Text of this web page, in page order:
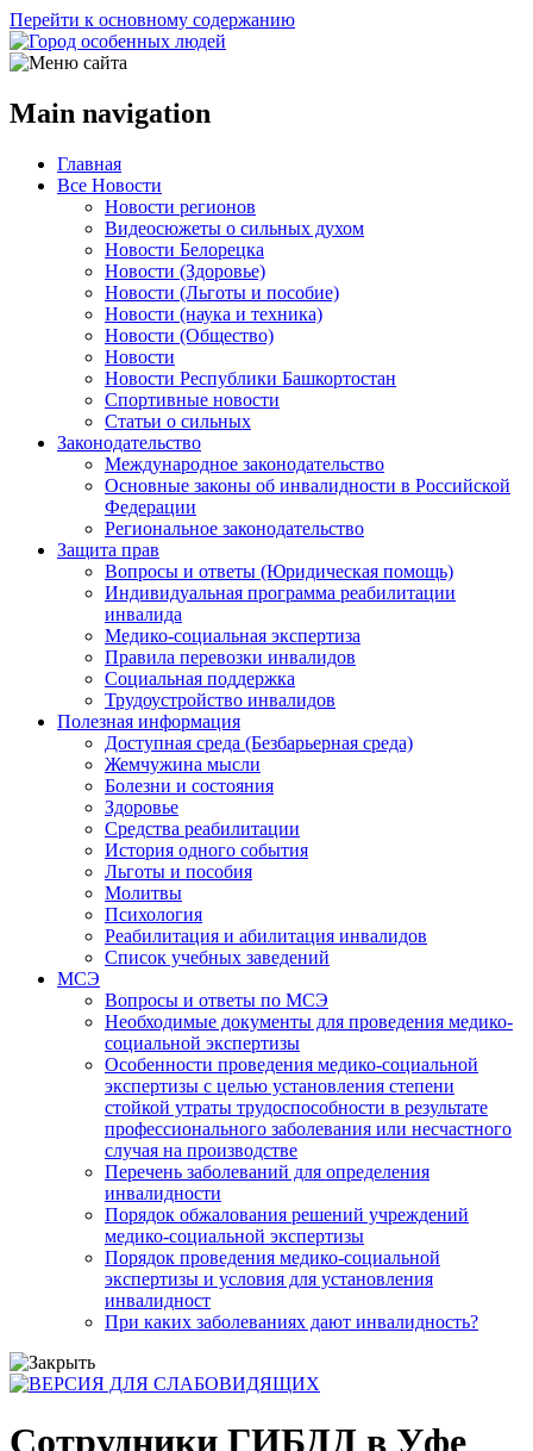
Перейти к основному содержанию
Main navigation
Главная
Все Новости
Новости регионов
Видеосюжеты о сильных духом
Новости Белорецка
Новости (Здоровье)
Новости (Льготы и пособие)
Новости (наука и техника)
Новости (Общество)
Новости
Новости Республики Башкортостан
Спортивные новости
Статьи о сильных
Законодательство
Международное законодательство
Основные законы об инвалидности в Российской
Федерации
Региональное законодательство
Защита прав
Вопросы и ответы (Юридическая помощь)
Индивидуальная программа реабилитации
инвалида
Медико-социальная экспертиза
Правила перевозки инвалидов
Социальная поддержка
Трудоустройство инвалидов
Полезная информация
Доступная среда (Безбарьерная среда)
Жемчужина мысли
Болезни и состояния
Здоровье
Средства реабилитации
История одного события
Льготы и пособия
Молитвы
Психология
Реабилитация и абилитация инвалидов
Список учебных заведений
МСЭ
Вопросы и ответы по МСЭ
Необходимые документы для проведения медико-
социальной экспертизы
Особенности проведения медико-социальной
экспертизы с целью установления степени
стойкой утраты трудоспособности в результате
профессионального заболевания или несчастного
случая на производстве
Перечень заболеваний для определения
инвалидности
Порядок обжалования решений учреждений
медико-социальной экспертизы
Порядок проведения медико-социальной
экспертизы и условия для установления
инвалидност
При каких заболеваниях дают инвалидность?
Сотрудники ГИБДД в Уфе